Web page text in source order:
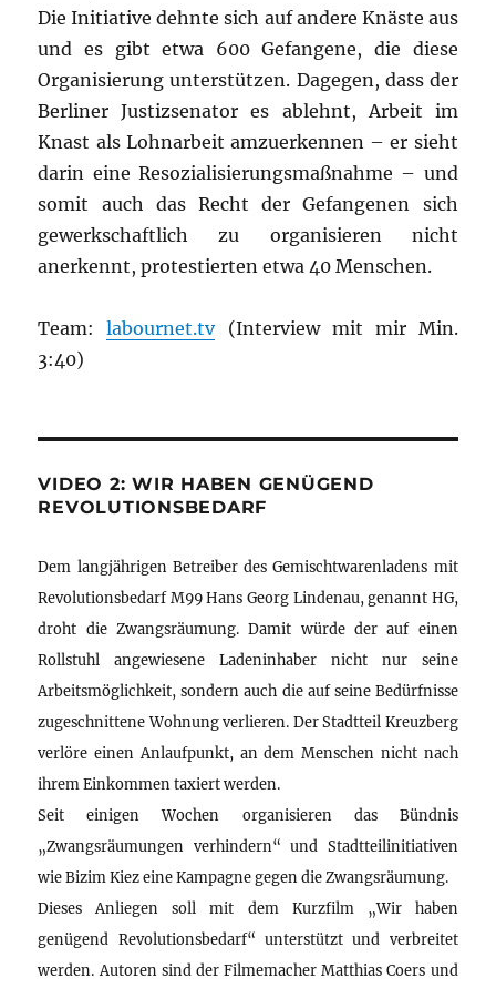
Die Initiative dehnte sich auf andere Knäste aus
und es gibt etwa 600 Gefangene, die diese
Organisierung unterstützen. Dagegen, dass der
Berliner Justizsenator es ablehnt, Arbeit im
Knast als Lohnarbeit amzuerkennen – er sieht
darin eine Resozialisierungsmaßnahme – und
somit auch das Recht der Gefangenen sich
gewerkschaftlich zu organisieren nicht
anerkennt, protestierten etwa 40 Menschen.
Team:labournet.tv(Interview mit mir Min.
3:40)
VIDEO 2: WIR HABEN GENÜGEND
REVOLUTIONSBEDARF
Dem langjährigen Betreiber des Gemischtwarenladens mit
Revolutionsbedarf M99 Hans Georg Lindenau, genannt HG,
droht die Zwangsräumung. Damit würde der auf einen
Rollstuhl angewiesene Ladeninhaber nicht nur seine
Arbeitsmöglichkeit, sondern auch die auf seine Bedürfnisse
zugeschnittene Wohnung verlieren. Der Stadtteil Kreuzberg
verlöre einen Anlaufpunkt, an dem Menschen nicht nach
ihrem Einkommen taxiert werden.
Seit einigen Wochen organisieren das Bündnis
„Zwangsräumungen verhindern“ und Stadtteilinitiativen
wie Bizim Kiez eine Kampagne gegen die Zwangsräumung.
Dieses Anliegen soll mit dem Kurzfilm „Wir haben
genügend Revolutionsbedarf“ unterstützt und verbreitet
werden. Autoren sind der Filmemacher Matthias Coers und